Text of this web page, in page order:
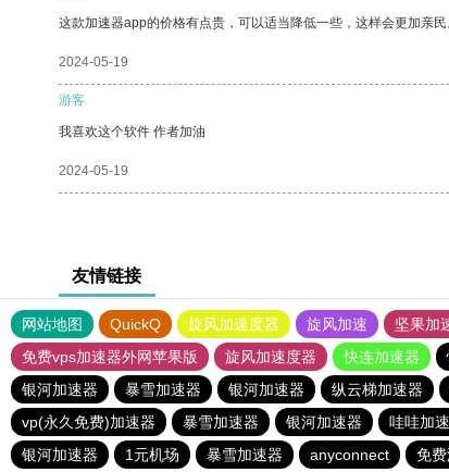
这款加速器app的价格有点贵，可以适当降低一些，这样会更加亲民
2024-05-19
游客
我喜欢这个软件 作者加油
2024-05-19
友情链接
网站地图 QuickQ 旋风加速度器 旋风加速 坚果加
免费vps加速器外网苹果版
旋风加速度器 快连加速器
银河加速器
暴雪加速器 银河加速器 纵云梯加速器
vp(永久免费)加速器
暴雪加速器 银河加速器 哇哇加
银河加速器
1元机场 暴雪加速器 anyconnect 免